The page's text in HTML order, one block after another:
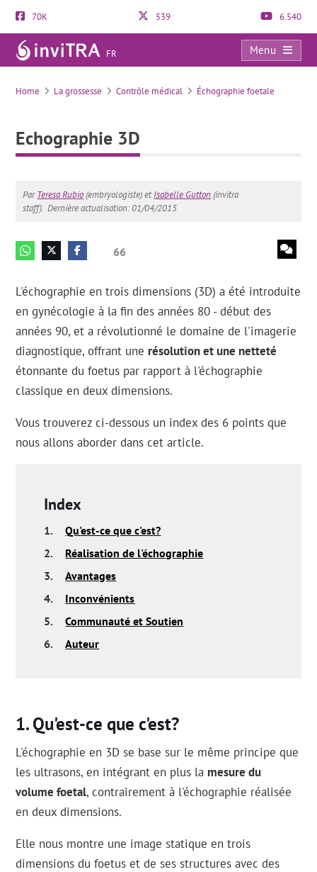
70K 539 6.540
FR
Menu
Echographie 3D
Home La grossesse Contrôle médical Échographie foetale
Echographie 3D
ParTeresa Rubio(embryologiste) etIsabelle Gutton(invitra
staff). Dernière actualisation: 01/04/2015
66
L'échographie en trois dimensions (3D) a été introduite
en gynécologie à la fin des années 80 - début des
années 90, et a révolutionné le domaine de l'imagerie
diagnostique, offrant une résolution et une netteté
étonnante du foetus par rapport à l'échographie
classique en deux dimensions.
Vous trouverez ci-dessous un index des 6 points que
nous allons aborder dans cet article.
Index
1.
Qu'est-ce que c'est?
2.
Réalisation de l'échographie
3.
Avantages
4.
Inconvénients
5.
Communauté et Soutien
6.
Auteur
Qu'est-ce que c'est?
L'échographie en 3D se base sur le même principe que
les ultrasons, en intégrant en plus la mesure du
volume foetal, contrairement à l'échographie réalisée
en deux dimensions.
Elle nous montre une image statique en trois
dimensions du foetus et de ses structures avec des